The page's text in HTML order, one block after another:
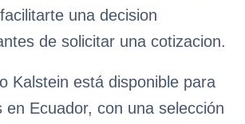
una decision
de solicitar una cotizacion.
Kalstein está disponible para
en Ecuador, con una selección